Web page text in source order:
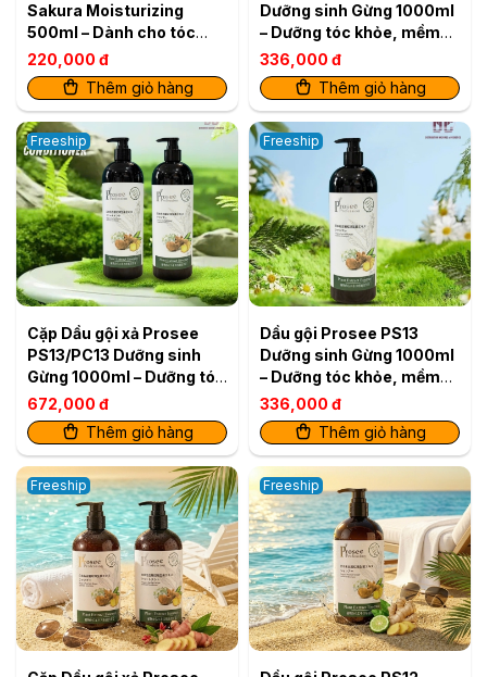
Sakura Moisturizing
500ml – Dành cho tóc
dầu, ngăn rụng & dưỡng
ẩm
220,000 đ
Thêm giỏ hàng
Dưỡng sinh Gừng 1000ml
– Dưỡng tóc khỏe, mềm
mượt
336,000 đ
Thêm giỏ hàng
Freeship
Cặp Dầu gội xả Prosee
PS13/PC13 Dưỡng sinh
Gừng 1000ml – Dưỡng tóc
khỏe, mềm mượt
672,000 đ
Thêm giỏ hàng
Freeship
Dầu gội Prosee PS13
Dưỡng sinh Gừng 1000ml
– Dưỡng tóc khỏe, mềm
mượt
336,000 đ
Thêm giỏ hàng
Freeship Freeship